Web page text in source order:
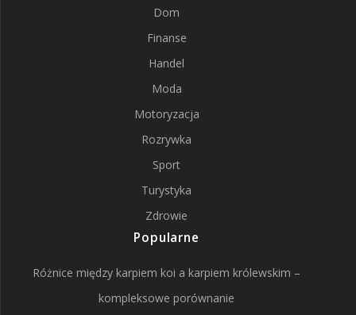
Dom
Finanse
Handel
Moda
Motoryzacja
Rozrywka
Sport
Turystyka
Zdrowie
Popularne
Różnice między karpiem koi a karpiem królewskim –
kompleksowe porównanie